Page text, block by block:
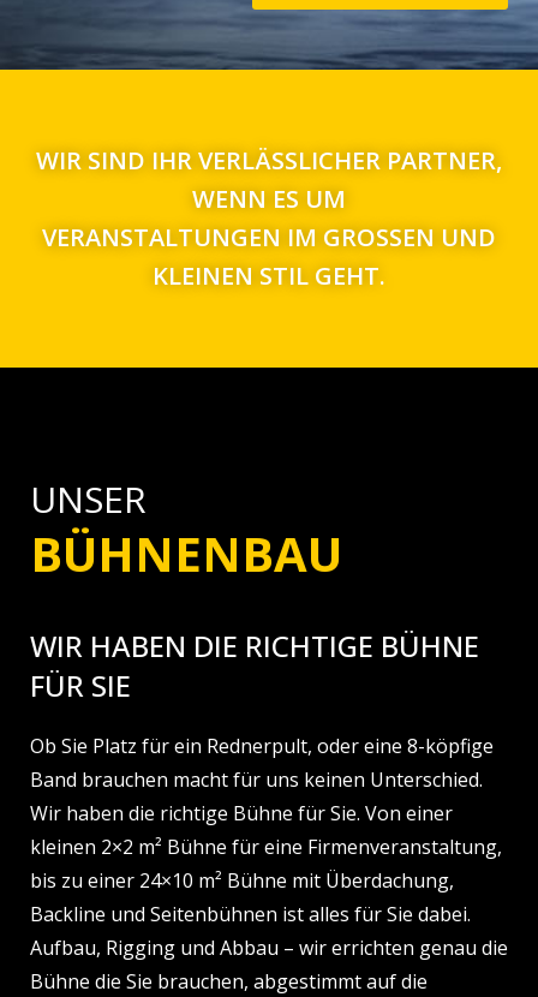
WIR SIND IHR VERLÄSSLICHER PARTNER,
WENN ES UM
VERANSTALTUNGEN IM GROSSEN UND K
LEINEN STIL GEHT.
UNSER
BÜHNENBAU
WIR HABEN DIE RICHTIGE BÜHNE
FÜR SIE
Ob Sie Platz für ein Rednerpult, oder eine 8-köpfige
Band brauchen macht für uns keinen Unterschied.
Wir haben die richtige Bühne für Sie. Von einer
kleinen 2×2 m² Bühne für eine Firmenveranstaltung,
bis zu einer 24×10 m² Bühne mit Überdachung,
Backline und Seitenbühnen ist alles für Sie dabei.
Aufbau, Rigging und Abbau – wir errichten genau die
Bühne die Sie brauchen, abgestimmt auf die